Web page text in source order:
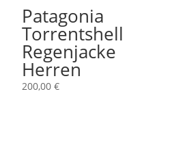
Patagonia
Torrentshell
Regenjacke
Herren
200,00€